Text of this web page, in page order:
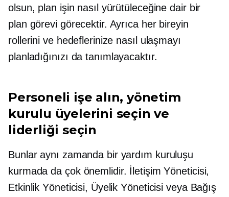
olsun, plan işin nasıl yürütüleceğine dair bir
plan görevi görecektir. Ayrıca her bireyin
rollerini ve hedeflerinize nasıl ulaşmayı
planladığınızı da tanımlayacaktır.
Personeli işe alın, yönetim
kurulu üyelerini seçin ve
liderliği seçin
Bunlar aynı zamanda bir yardım kuruluşu
kurmada da çok önemlidir. İletişim Yöneticisi,
Etkinlik Yöneticisi, Üyelik Yöneticisi veya Bağış